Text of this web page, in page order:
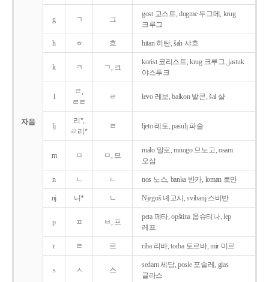
자음
g ㄱ 그
gost 고스트, dugme 두그메, krug
크루그
h ㅎ 흐 hitan 히탄, šah 샤흐
k ㅋ ㄱ, 크
korist 코리스트, krug 크루그, jastuk
야스투크
l
ㄹ,
ㄹㄹ
ㄹ levo 레보, balkon 발콘, šal 샬
lj
리*,
ㄹ리*
ㄹ ljeto 레토, pasulj 파술
m ㅁ ㅁ, 므
malo 말로, mnogo 므노고, osam
오삼
n ㄴ ㄴ nos 노스, banka 반카, loman 로만
nj 니* ㄴ Njegoš 녜고시, svibanj 스비반
p ㅍ ㅂ, 프
peta 페타, opština 옵슈티나, lep
레프
r ㄹ 르 riba 리바, torba 토르바, mir 미르
s ㅅ 스
sedam 세담, posle 포슬레, glas
글라스